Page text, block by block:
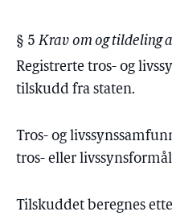
§ 5 Krav om og tildeling
Registrerte tros- og
tilskudd fra staten.
Tros- og
tros- eller
Tilskuddet beregnes